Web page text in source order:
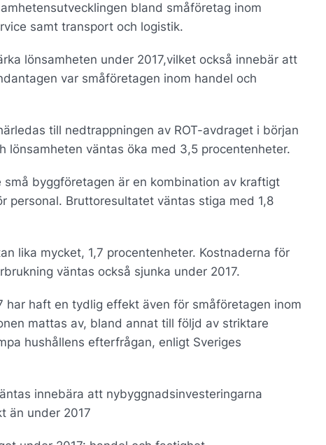
bland småföretag inom
samt transport och logistik.
lönsamheten under 2017,vilket också innebär att
var småföretagen inom handel och
till nedtrappningen av ROT-avdraget i början
väntas öka med 3,5 procentenheter.
byggföretagen är en kombination av kraftigt
Bruttoresultatet väntas stiga med 1,8
lika mycket, 1,7 procentenheter. Kostnaderna för
väntas också sjunka under 2017.
haft en tydlig effekt även för småföretagen inom
mattas av, bland annat till följd av striktare
hushållens efterfrågan, enligt Sveriges
innebära att nybyggnadsinvesteringarna
än under 2017